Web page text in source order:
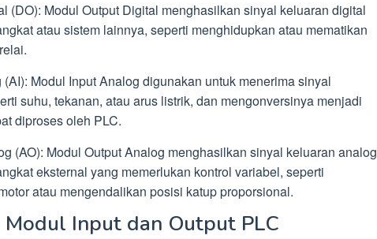
(DO): Modul Output Digital menghasilkan sinyal keluaran digital
atau sistem lainnya, seperti menghidupkan atau mematikan
Modul Input Analog digunakan untuk menerima sinyal
suhu, tekanan, atau arus listrik, dan mengonversinya menjadi
diproses oleh PLC.
(AO): Modul Output Analog menghasilkan sinyal keluaran analog
eksternal yang memerlukan kontrol variabel, seperti
atau mengendalikan posisi katup proporsional.
Modul Input dan Output PLC